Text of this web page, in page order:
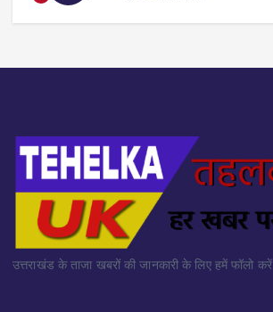
उत्तराखंड के ताजा खबरों की जानकारी के लिए हमें फॉलो करें